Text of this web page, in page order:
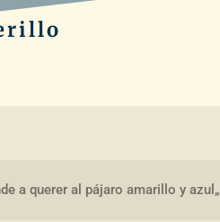
a querer al pájaro amarillo y azul„